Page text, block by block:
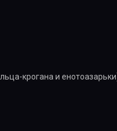
крогана и